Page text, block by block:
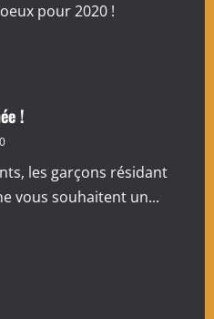
pour 2020 !
!
les garçons résidant
vous souhaitent un...